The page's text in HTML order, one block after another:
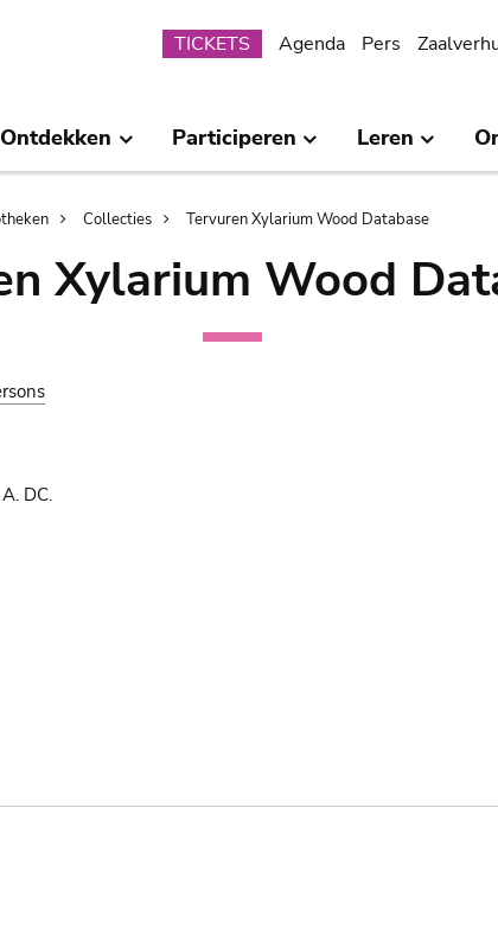
Submenu
TICKETS Agenda Pers
Ontdekken Participeren Leren
Collecties Tervuren Xylarium Wood Database
Xylarium Wood
DC.